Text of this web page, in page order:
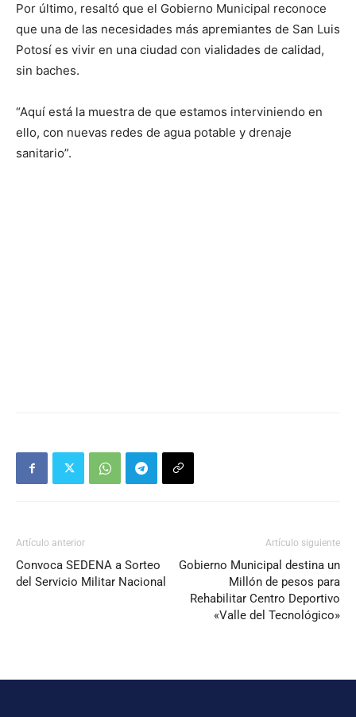
Por último, resaltó que el Gobierno Municipal reconoce
que una de las necesidades más apremiantes de San Luis
Potosí es vivir en una ciudad con vialidades de calidad,
sin baches.
“Aquí está la muestra de que estamos interviniendo en
ello, con nuevas redes de agua potable y drenaje
sanitario”.
Artículo anterior
Convoca SEDENA a Sorteo
del Servicio Militar Nacional
Artículo siguiente
Gobierno Municipal destina un
Millón de pesos para
Rehabilitar Centro Deportivo
«Valle del Tecnológico»